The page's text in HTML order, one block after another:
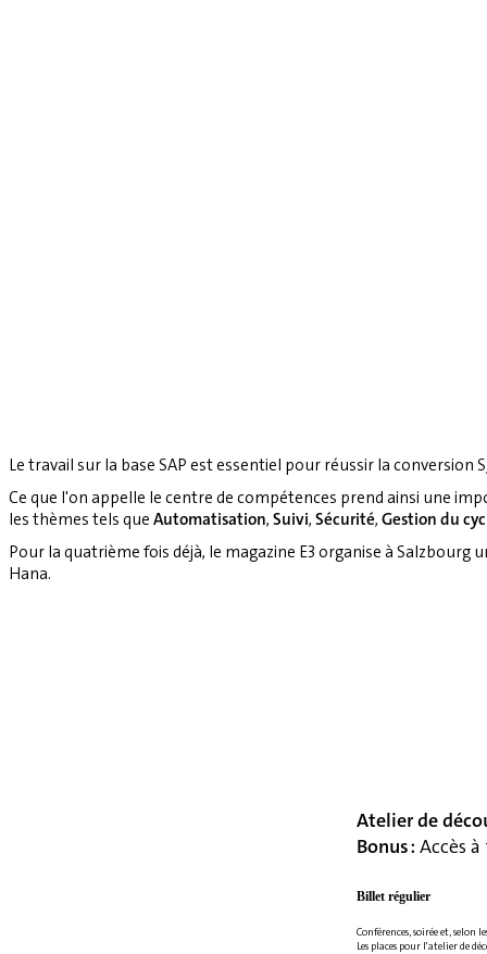
Le travail sur la base SAP est essentiel pour réussir la conversion
Ce que l'on appelle le centre de compétences prend ainsi une
les thèmes tels que Automatisation, Suivi, Sécurité, Gestion du
Pour la quatrième fois déjà, le magazine E3 organise à
Hana.
Atelier de
Bonus : Accès
Billet régulier
Conférences, soirée et,
Les places pour l'atelier de